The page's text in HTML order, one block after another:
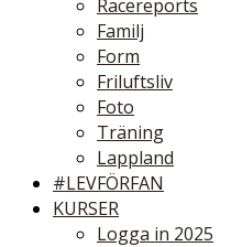
Racereports
Familj
Form
Friluftsliv
Foto
Träning
Lappland
#LEVFÖRFAN
KURSER
Logga in 2025